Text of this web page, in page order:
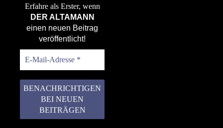
Erfahre als Erster, wenn
DER ALTAMANN
einen neuen Beitrag
veröffentlicht!